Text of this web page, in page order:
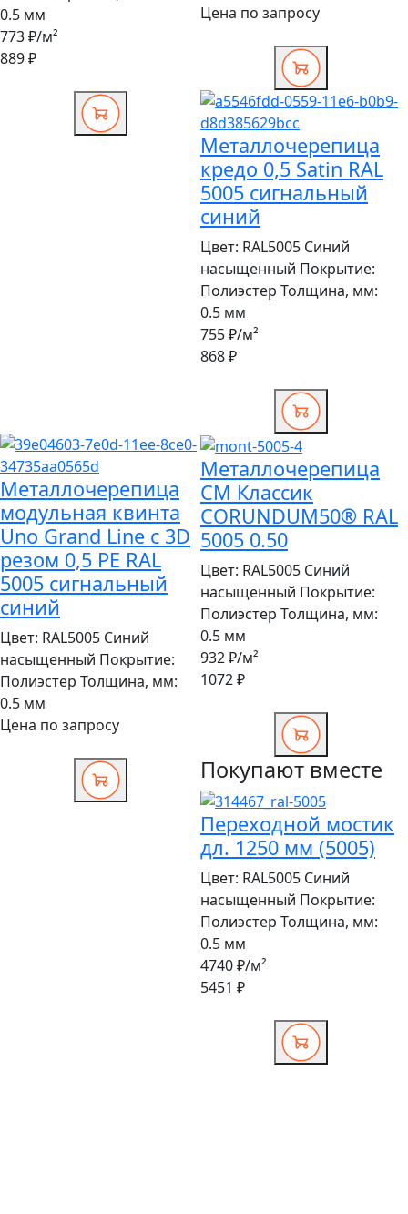
0.5 мм
773 ₽/м²
889 ₽
Цена по запросу
Металлочерепица
кредо 0,5 Satin RAL
5005 сигнальный
синий
Цвет: RAL5005 Синий
насыщенный Покрытие:
Полиэстер Толщина, мм:
0.5 мм
755 ₽/м²
868 ₽
Металлочерепица
модульная квинта
Uno Grand Line c 3D
резом 0,5 PE RAL
5005 сигнальный
синий
Цвет: RAL5005 Синий
насыщенный Покрытие:
Полиэстер Толщина, мм:
0.5 мм
Цена по запросу
Металлочерепица
СМ Классик
CORUNDUM50® RAL
5005 0.50
Цвет: RAL5005 Синий
насыщенный Покрытие:
Полиэстер Толщина, мм:
0.5 мм
932 ₽/м²
1072 ₽
Покупают вместе
Переходной мостик
дл. 1250 мм (5005)
Цвет: RAL5005 Синий
насыщенный Покрытие:
Полиэстер Толщина, мм:
0.5 мм
4740 ₽/м²
5451 ₽